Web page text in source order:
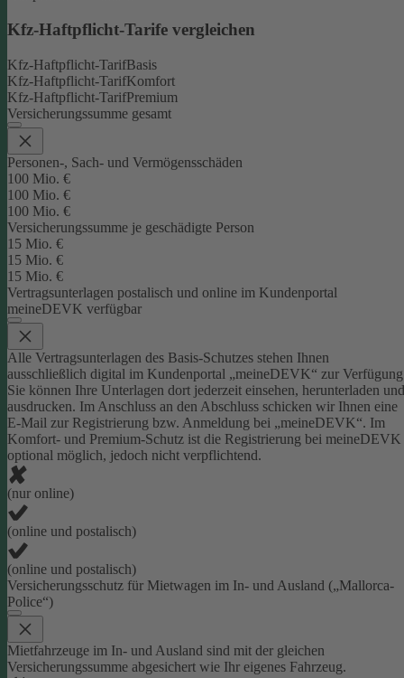
Kfz-Haftpflicht-Tarife vergleichen
Kfz-Haftpflicht-TarifBasis
Kfz-Haftpflicht-TarifKomfort
Kfz-Haftpflicht-TarifPremium
Versicherungssumme gesamt
Personen-, Sach- und Vermögensschäden
100 Mio. €
100 Mio. €
100 Mio. €
Versicherungssumme je geschädigte Person
15 Mio. €
15 Mio. €
15 Mio. €
Vertragsunterlagen postalisch und online im Kundenportal
meineDEVK verfügbar
Alle Vertragsunterlagen des Basis-Schutzes stehen Ihnen
ausschließlich digital im Kundenportal „meineDEVK“ zur
Sie können Ihre Unterlagen dort jederzeit einsehen, herunterladen und
ausdrucken. Im Anschluss an den Abschluss schicken wir Ihnen eine
E-Mail zur Registrierung bzw. Anmeldung bei „meineDEVK“. Im
Komfort- und Premium-Schutz ist die Registrierung bei meineDEVK
optional möglich, jedoch nicht verpflichtend.
(nur online)
(online und postalisch)
(online und postalisch)
Versicherungsschutz für Mietwagen im In- und Ausland („Mallorca-
Police“)
Mietfahrzeuge im In- und Ausland sind mit der gleichen
Versicherungssumme abgesichert wie Ihr eigenes Fahrzeug.